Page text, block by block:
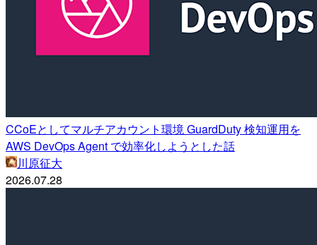
CCoEとしてマルチアカウント環境 GuardDuty 検知運用を
AWS DevOps Agent で効率化しようとした話
川原征大
2026.07.28